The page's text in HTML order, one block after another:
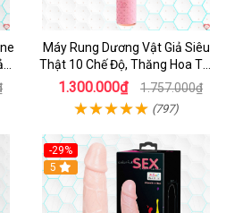
Máy Rung Dương Vật Giả Siêu
Thật 10 Chế Độ, Thăng Hoa Tối
Ưu
1.300.000₫ 1.757.000₫
(797)
-29%
Hot
5